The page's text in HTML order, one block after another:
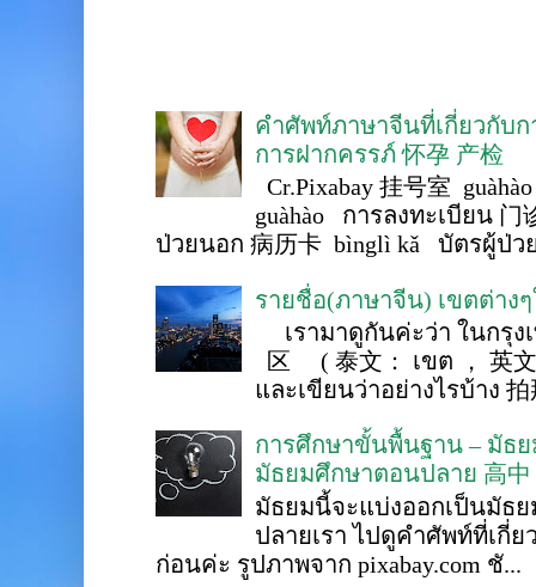
คำศัพท์ภาษาจีนที่เกี่ยวกับ
การฝากครรภ์ 怀孕 产检
Cr.Pixabay 挂号室
guàhào การลงทะเบียน 门
ป่วยนอก 病历卡 bìnglì kǎ บัตรผู้ป่ว
รายชื่อ(ภาษาจีน) เขตต่าง
เรามาดูกันค่ะว่า ในกรุง
区 ( 泰文： เขต ， 英
และเขียนว่าอย่างไรบ้าง 拍
การศึกษาขั้นพื้นฐาน – มัธ
มัธยมศึกษาตอนปลาย 高中
มัธยมนี้จะแบ่งออกเป็นมัธ
ปลายเรา ไปดูคำศัพท์ที่เกี่
ก่อนค่ะ รูปภาพจาก pixabay.com ชั...